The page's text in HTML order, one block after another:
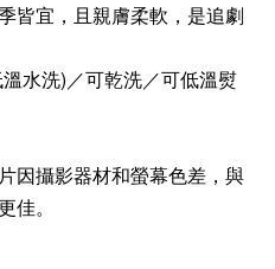
皆宜，且親膚柔軟，是追劇
水洗)／可乾洗／可低溫熨
因攝影器材和螢幕色差，與
佳。